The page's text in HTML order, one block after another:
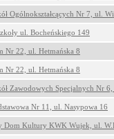
Ogólnokształcących Nr 7, ul.
ul. Bocheńskiego 149
Nr 22, ul. Hetmańska 8
Nr 22, ul. Hetmańska 8
Zawodowych Specjalnych Nr
Nr 11, ul. Nasypowa 16
Dom Kultury KWK Wujek, ul.